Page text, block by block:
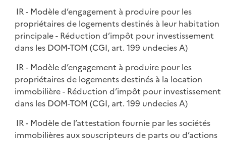
IR - Modèle d’engagement à produire pour les
propriétaires de logements destinés à leur habitation
principale - Réduction d’impôt pour investissement
dans les DOM-TOM (CGI, art. 199 undecies A)
IR - Modèle d’engagement à produire pour les
propriétaires de logements destinés à la location
immobilière - Réduction d’impôt pour investissement
dans les DOM-TOM (CGI, art. 199 undecies A)
IR - Modèle de l’attestation fournie par les sociétés
immobilières aux souscripteurs de parts ou d’actions